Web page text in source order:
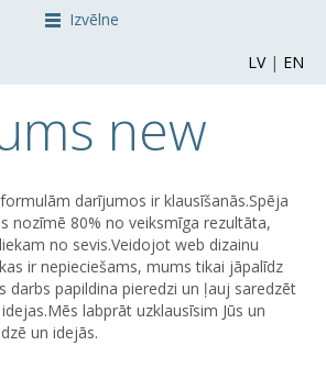
new
darījumos ir klausīšanās.Spēja
nozīmē 80% no veiksmīga rezultāta,
no sevis.Veidojot web dizainu
ir nepieciešams, mums tikai jāpalīdz
darbs papildina pieredzi un ļauj saredzēt
labprāt uzklausīsim Jūs un
un idejās.
Izvēlne
LV| EN